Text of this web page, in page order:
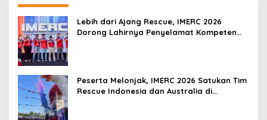
Lebih dari Ajang Rescue, IMERC 2026
Dorong Lahirnya Penyelamat Kompeten
Peserta Melonjak, IMERC 2026 Satukan Tim
Rescue Indonesia dan Australia di